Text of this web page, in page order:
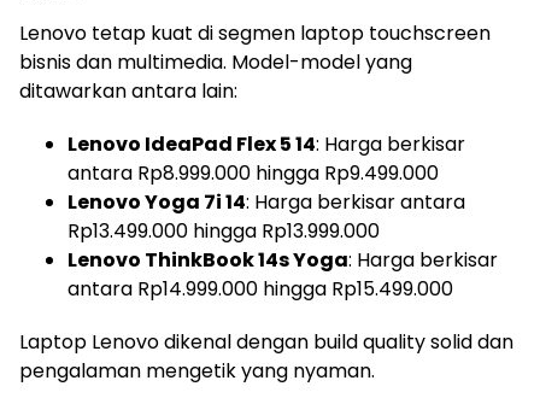
Lenovo tetap kuat di segmen laptop touchscreen
bisnis dan multimedia. Model-model yang
ditawarkan antara lain:
Lenovo IdeaPad Flex 5 14: Harga berkisar
antara Rp8.999.000 hingga Rp9.499.000
Lenovo Yoga 7i 14: Harga berkisar antara
Rp13.499.000 hingga Rp13.999.000
Lenovo ThinkBook 14s Yoga: Harga berkisar
antara Rp14.999.000 hingga Rp15.499.000
Laptop Lenovo dikenal dengan build quality solid dan
pengalaman mengetik yang nyaman.